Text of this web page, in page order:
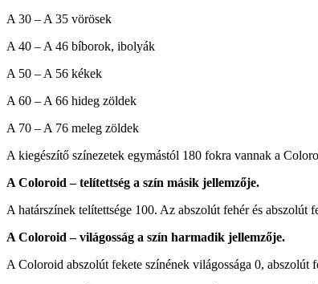
A 30 – A 35 vörösek
A 40 – A 46 bíborok, ibolyák
A 50 – A 56 kékek
A 60 – A 66 hideg zöldek
A 70 – A 76 meleg zöldek
A kiegészítő színezetek egymástól 180 fokra vannak a
A Coloroid – telítettség a szín másik jellemzője.
A határszínek telítettsége 100. Az abszolút fehér és abszolút
A Coloroid – világosság a szín harmadik jellemzője.
A Coloroid abszolút fekete színének világossága 0, abszolút